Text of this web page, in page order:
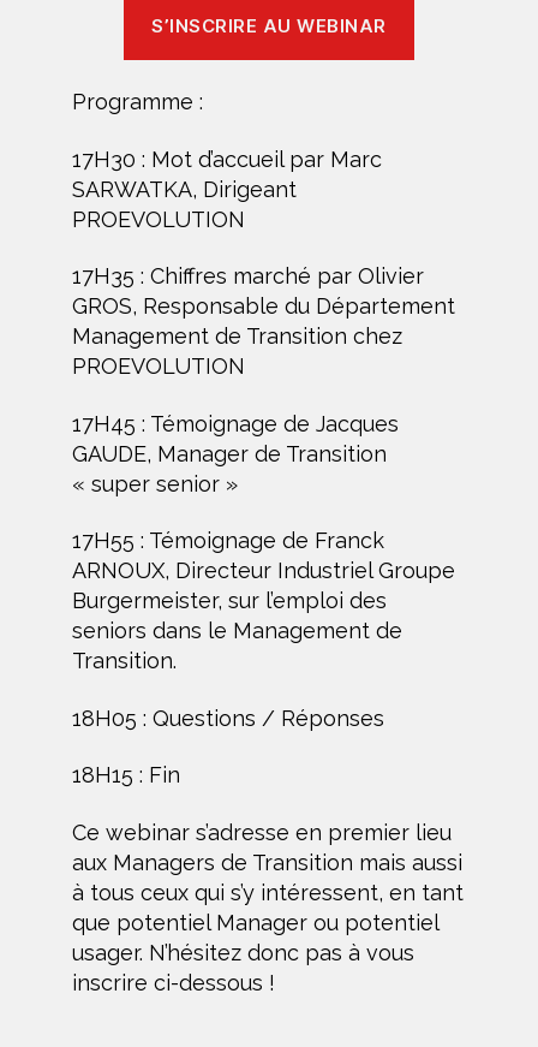
S’INSCRIRE AU WEBINAR
Programme :
17H30 : Mot d’accueil par Marc
SARWATKA, Dirigeant
PROEVOLUTION
17H35 : Chiffres marché par Olivier
GROS, Responsable du Département
Management de Transition chez
PROEVOLUTION
17H45 : Témoignage de Jacques
GAUDE, Manager de Transition
« super senior »
17H55 : Témoignage de Franck
ARNOUX, Directeur Industriel Groupe
Burgermeister, sur l’emploi des
seniors dans le Management de
Transition.
18H05 : Questions / Réponses
18H15 : Fin
Ce webinar s’adresse en premier lieu
aux Managers de Transition mais aussi
à tous ceux qui s’y intéressent, en tant
que potentiel Manager ou potentiel
usager. N’hésitez donc pas à vous
inscrire ci-dessous !